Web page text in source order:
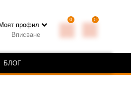
профил
Вписване
0 0
БЛОГ